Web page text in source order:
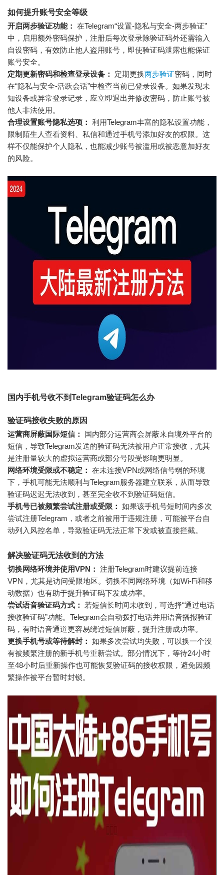
如何提升账号安全等级
开启两步验证功能： 在Telegram“设置-隐私与安全-两步验证”
中，启用额外密码保护，注册后每次登录除验证码外还需输入
自设密码，有效防止他人盗用账号，即使验证码泄露也能保证
账号安全。
定期更新密码和检查登录设备：
定期更换两步验证密码，同时
在“隐私与安全-活跃会话”中检查当前已登录设备。如果发现未
知设备或异常登录记录，应立即退出并修改密码，防止账号被
他人非法使用。
合理设置账号隐私选项： 利用Telegram丰富的隐私设置功能，
限制陌生人查看资料、私信和通过手机号添加好友的权限。这
样不仅能保护个人隐私，也能减少账号被滥用或被恶意加好友
的风险。
国内手机号收不到Telegram验证码怎么办
验证码接收失败的原因
运营商屏蔽国际短信：
国内部分运营商会屏蔽来自境外平台的
短信，导致Telegram发送的验证码无法被用户正常接收，尤其
是注册量较大的虚拟运营商或部分号段受影响更明显。
网络环境受限或不稳定： 在未连接VPN或网络信号弱的环境
下，手机可能无法顺利与Telegram服务器建立联系，从而导致
验证码迟迟无法收到，甚至完全收不到验证码短信。
手机号已被频繁尝试注册或受限： 如果该手机号短时间内多次
尝试注册Telegram，或者之前被用于违规注册，可能被平台自
动列入风控名单，导致验证码无法正常下发或被直接拦截。
解决验证码无法收到的方法
切换网络环境并使用VPN： 注册Telegram时建议提前连接
VPN，尤其是访问受限地区。切换不同网络环境（如Wi-Fi和移
动数据）也有助于提升验证码下发成功率。
尝试语音验证码方式：
若短信长时间未收到，可选择“通过电话
接收验证码”功能。Telegram会自动拨打电话并用语音播报验证
码，有时语音通道更容易绕过短信屏蔽，提升注册成功率。
更换手机号或等待解封： 如果多次尝试均失败，可以换一个没
有被频繁注册的新手机号重新尝试。部分情况下，等待24小时
至48小时后重新操作也可能恢复验证码的接收权限，避免因频
繁操作被平台暂时封锁。